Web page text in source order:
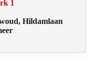
1
Hildamlaan